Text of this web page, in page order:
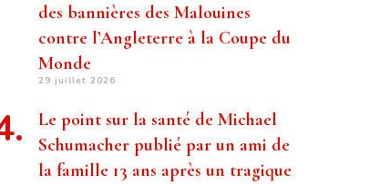
des bannières des Malouines
contre l’Angleterre à la Coupe du
Monde
29 juillet 2026
Le point sur la santé de Michael
Schumacher publié par un ami de
la famille 13 ans après un tragique